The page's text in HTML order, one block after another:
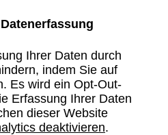
Ihrer Daten durch
indem Sie auf
Es wird ein Opt-Out-
Erfassung Ihrer Daten
dieser Website
deaktivieren.